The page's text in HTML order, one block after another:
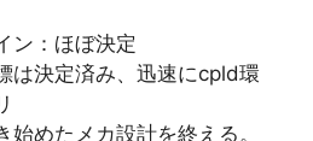
ン：ほぼ決定
は決定済み、迅速にcpld環
めたメカ設計を終える。